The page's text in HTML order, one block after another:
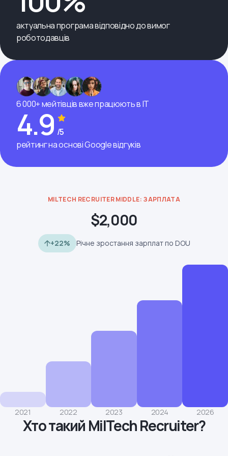
актуальна програма відповідно до вимог
роботодавців
6 000+ мейтівців вже працюють в ІТ
4.9 /5
рейтинг на основі Google відгуків
MILTECH RECRUITER MIDDLE: ЗАРПЛАТА
$2,000
+22% Річне зростання зарплат по DOU
2021 2022 2023 2024 2026
Хто такий MilTech Recruiter?